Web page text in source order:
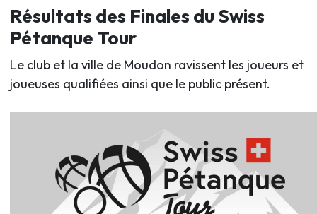
Résultats des Finales du Swiss
Pétanque Tour
Le club et la ville de Moudon ravissent les joueurs et
joueuses qualifiées ainsi que le public présent.